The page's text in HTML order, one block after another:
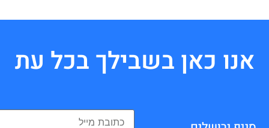
אנו כאן בשבילך בכל עת